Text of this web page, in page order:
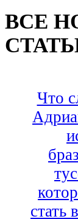
ВСЕ
Что
стать